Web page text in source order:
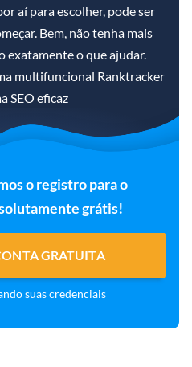
aí para escolher, pode ser
Bem, não tenha mais
exatamente o que ajudar.
multifuncional Ranktracker
SEO eficaz
o registro para o
grátis!
GRATUITA
suas credenciais